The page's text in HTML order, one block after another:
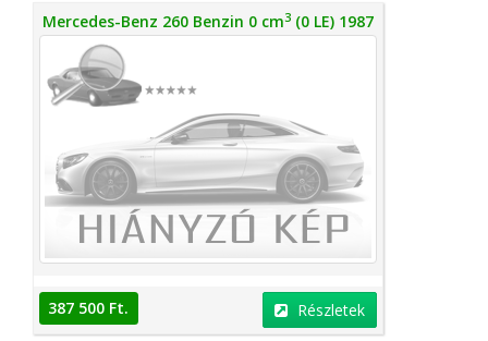
Mercedes-Benz 260 Benzin 0 cm3 (0 LE) 1987
387 500 Ft. Részletek